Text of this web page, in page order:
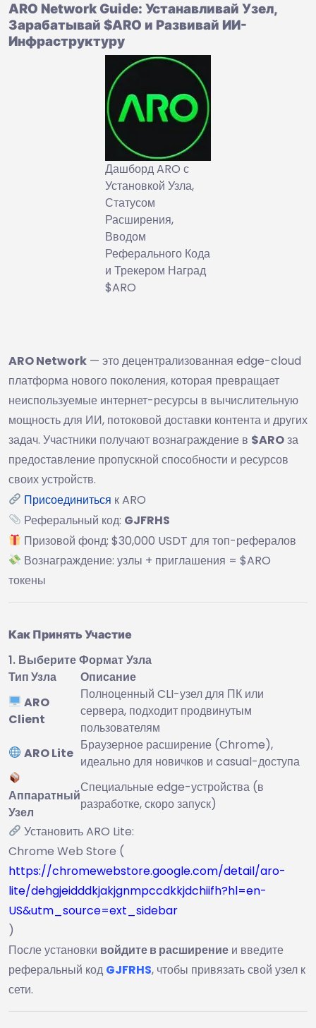
ARO Network Guide: Устанавливай Узел,
Зарабатывай $ARO и Развивай ИИ-
Инфраструктуру
Дашборд ARO с
Установкой Узла,
Статусом
Расширения,
Вводом
Реферального Кода
и Трекером Наград
$ARO
ARO Network — это децентрализованная edge-cloud
платформа нового поколения, которая превращает
неиспользуемые интернет-ресурсы в вычислительную
мощность для ИИ, потоковой доставки контента и других
задач. Участники получают вознаграждение в $AROза
предоставление пропускной способности и ресурсов
своих устройств.
Присоединиться к ARO
Реферальный код: GJFRHS
Призовой фонд: $30,000 USDT для топ-рефералов
Вознаграждение: узлы + приглашения = $ARO
токены
Как Принять Участие
1. Выберите Формат Узла
Тип Узла
Описание
ARO
Client
Полноценный CLI-узел для ПК или
сервера, подходит продвинутым
пользователям
ARO Lite
Браузерное расширение (Chrome),
идеально для новичков и casual-доступа
Аппаратный
Узел
Специальные edge-устройства (в
разработке, скоро запуск)
Установить ARO Lite:
Chrome Web Store (
https://chromewebstore.google.com/detail/aro-
lite/dehgjeidddkjakjgnmpccdkkjdchiifh?hl=en-
US&utm_source=ext_sidebar
)
После установки войдите в расширение и введите
реферальный код GJFRHS, чтобы привязать свой узел к
сети.